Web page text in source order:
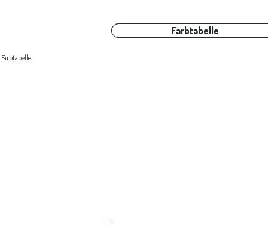
Farbtabelle
Farbtabelle
Farbtabelle